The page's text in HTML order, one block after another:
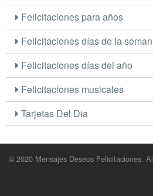
Felicitaciones para años
Felicitaciones días de la
Felicitaciones días del año
Felicitaciones musicales
Tarjetas Del Dia
© 2020 Mensajes Deseos Felicitaciones.